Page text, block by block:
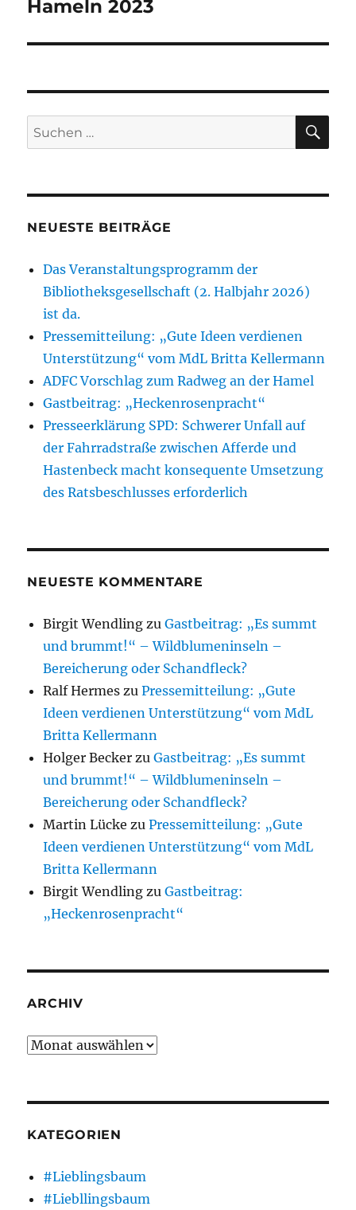
Hameln 2023
Suchen
nach:
NEUESTE BEITRÄGE
Das Veranstaltungsprogramm der
Bibliotheksgesellschaft (2. Halbjahr 2026)
ist da.
Pressemitteilung: „Gute Ideen verdienen
Unterstützung“ vom MdL Britta Kellermann
ADFC Vorschlag zum Radweg an der Hamel
Gastbeitrag: „Heckenrosenpracht“
Presseerklärung SPD: Schwerer Unfall auf
der Fahrradstraße zwischen Afferde und
Hastenbeck macht konsequente Umsetzung
des Ratsbeschlusses erforderlich
NEUESTE KOMMENTARE
Birgit Wendling zuGastbeitrag: „Es summt
und brummt!“ – Wildblumeninseln –
Bereicherung oder Schandfleck?
Ralf Hermes zuPressemitteilung: „Gute
Ideen verdienen Unterstützung“ vom MdL
Britta Kellermann
Holger Becker zuGastbeitrag: „Es summt
und brummt!“ – Wildblumeninseln –
Bereicherung oder Schandfleck?
Martin Lücke zuPressemitteilung: „Gute
Ideen verdienen Unterstützung“ vom MdL
Britta Kellermann
Birgit Wendling zuGastbeitrag:
„Heckenrosenpracht“
ARCHIV
Archiv
KATEGORIEN
#Lieblingsbaum
#Liebllingsbaum